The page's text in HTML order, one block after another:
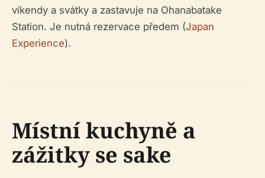
víkendy a svátky a zastavuje na Ohanabatake
Station. Je nutná rezervace předem (Japan
Experience).
Místní kuchyně a
zážitky se sake